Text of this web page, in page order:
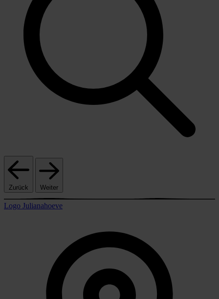
Zurück Weiter
Logo Julianahoeve